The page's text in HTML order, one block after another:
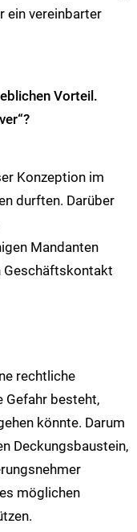
ein vereinbarter
Vorteil.
Konzeption im
durften. Darüber
Mandanten
Geschäftskontakt
rechtliche
Gefahr besteht,
könnte. Darum
Deckungsbaustein,
möglichen